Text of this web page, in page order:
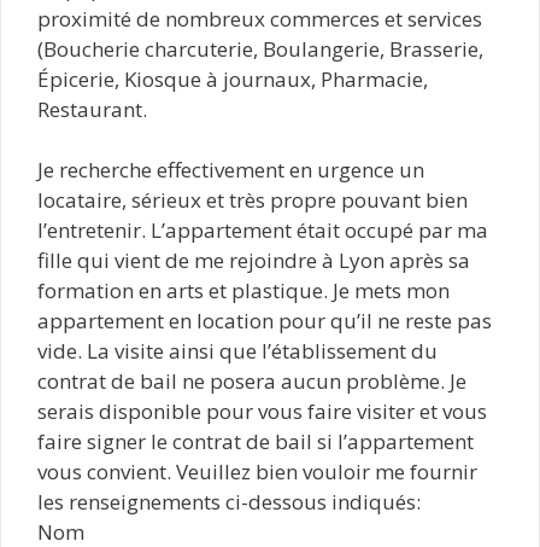
proximité de nombreux commerces et services
(Boucherie charcuterie, Boulangerie, Brasserie,
Épicerie, Kiosque à journaux, Pharmacie,
Restaurant.
Je recherche effectivement en urgence un
locataire, sérieux et très propre pouvant bien
l’entretenir. L’appartement était occupé par ma
fille qui vient de me rejoindre à Lyon après sa
formation en arts et plastique. Je mets mon
appartement en location pour qu’il ne reste pas
vide. La visite ainsi que l’établissement du
contrat de bail ne posera aucun problème. Je
serais disponible pour vous faire visiter et vous
faire signer le contrat de bail si l’appartement
vous convient. Veuillez bien vouloir me fournir
les renseignements ci-dessous indiqués:
Nom